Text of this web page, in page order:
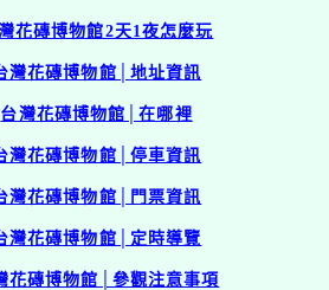
花磚博物館2天1夜怎麼玩
灣花磚博物館│地址資訊
台灣花磚博物館│在哪裡
灣花磚博物館│停車資訊
灣花磚博物館│門票資訊
灣花磚博物館│定時導覽
花磚博物館│參觀注意事項